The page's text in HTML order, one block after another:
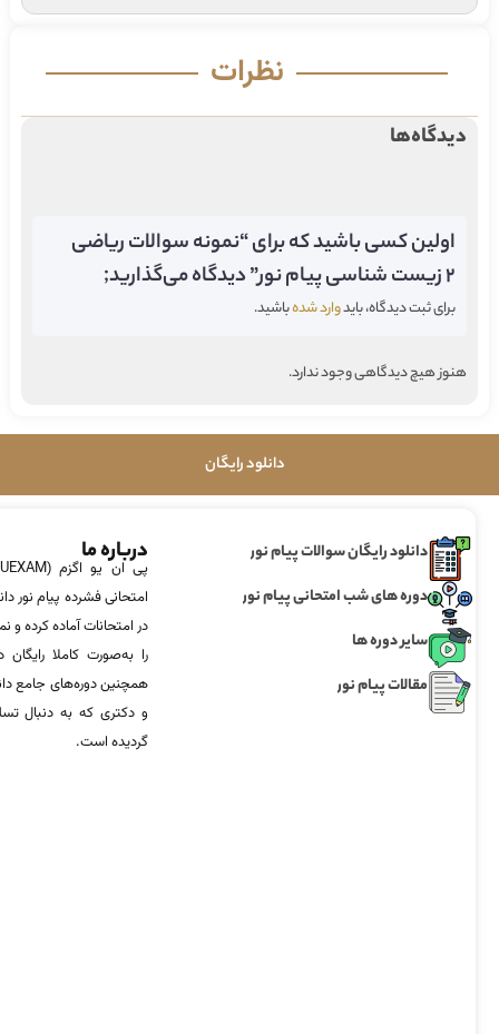
نظرات
دیدگاه‌ها
اولین کسی باشید که برای “نمونه سوالات ریاضی
۲ زیست شناسی پیام نور” دیدگاه می‌گذارید;
برای ثبت دیدگاه، بایدوارد شدهباشید.
هنوز هیچ دیدگاهی وجود ندارد.
دانلود رایگان
دانلود رایگان سوالات پیام نور
دوره های شب امتحانی پیام نور
سایر دوره ها
مقالات پیام نور
درباره ما
امتحانی فشرده پیام نور
در امتحانات آماده‌ کرده
را به‌صورت کاملا
همچنین دوره‌های جامع
و دکتری که به دنبال
گردیده است.